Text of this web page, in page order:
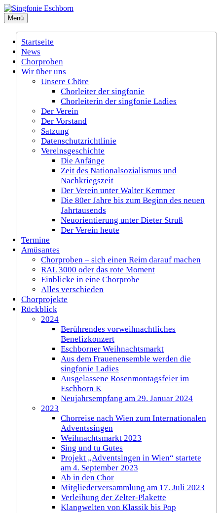
Zum
Inhalt
springen
Singfonie Eschborn
(Gemischter Chor Eschborn e.V.)
Menü
Startseite
News
Chorproben
Wir über uns
Unsere Chöre
Chorleiter der singfonie
Chorleiterin der singfonie Ladies
Der Verein
Der Vorstand
Satzung
Datenschutzrichtlinie
Vereinsgeschichte
Die Anfänge
Zeit des Nationalsozialismus und
Nachkriegszeit
Der Verein unter Walter Kemmer
Die 80er Jahre bis zum Beginn des neuen
Jahrtausends
Neuorientierung unter Dieter Struß
Der Verein heute
Termine
Amüsantes
Chorproben – sich einen Reim darauf machen
RAL 3000 oder das rote Moment
Einblicke in eine Chorprobe
Alles verschieden
Chorprojekte
Rückblick
2024
Berührendes vorweihnachtliches
Benefizkonzert
Eschborner Weihnachtsmarkt
Aus dem Frauenensemble werden die
singfonie Ladies
Ausgelassene Rosenmontagsfeier im
Eschborn K
Neujahrsempfang am 29. Januar 2024
2023
Chorreise nach Wien zum Internationalen
Adventssingen
Weihnachtsmarkt 2023
Sing und tu Gutes
Projekt „Adventsingen in Wien“ startete
am 4. September 2023
Ab in den Chor
Mitgliederversammlung am 17. Juli 2023
Verleihung der Zelter-Plakette
Klangwelten von Klassik bis Pop